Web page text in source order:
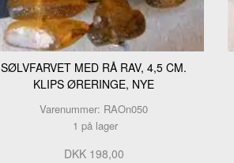
SØLVFARVET MED RÅ RAV, 4,5 CM.
KLIPS ØRERINGE, NYE
Varenummer: RAOn050
1 på lager
DKK 198,00